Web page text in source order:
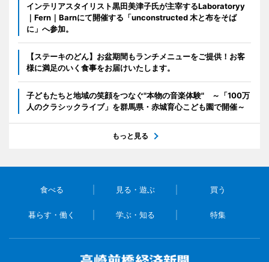
インテリアスタイリスト黒田美津子氏が主宰するLaboratoryy
｜Fern｜Barnにて開催する「unconstructed 木と布をそば
に」へ参加。
【ステーキのどん】お盆期間もランチメニューをご提供！お客
様に満足のいく食事をお届けいたします。
子どもたちと地域の笑顔をつなぐ"本物の音楽体験" ～「100万
人のクラシックライブ」を群馬県・赤城育心こども園で開催～
もっと見る
食べる 見る・遊ぶ 買う
暮らす・働く 学ぶ・知る 特集